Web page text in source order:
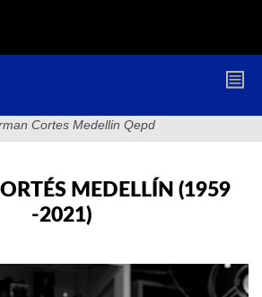
Cortes Medellin Qepd
MEDELLÍN (1959
-2021)